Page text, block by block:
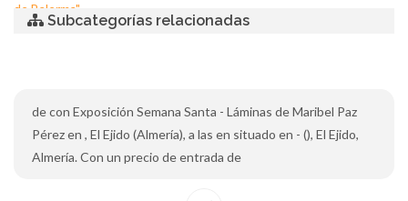
de Balerma"
Subcategorías relacionadas
de con Exposición Semana Santa - Láminas de Maribel Paz
Pérez en , El Ejido (Almería), a las en situado en - (), El Ejido,
Almería. Con un precio de entrada de